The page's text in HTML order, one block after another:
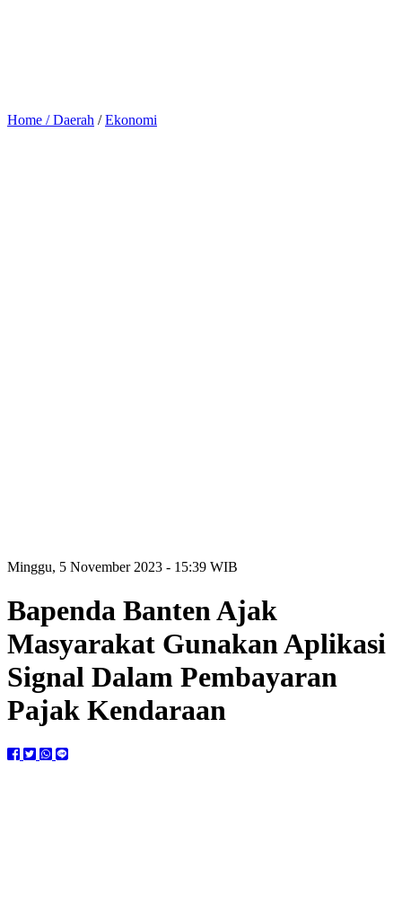
Home /Daerah /Ekonomi
Minggu, 5 November 2023 - 15:39 WIB
Bapenda Banten Ajak
Masyarakat Gunakan Aplikasi
Signal Dalam Pembayaran
Pajak Kendaraan